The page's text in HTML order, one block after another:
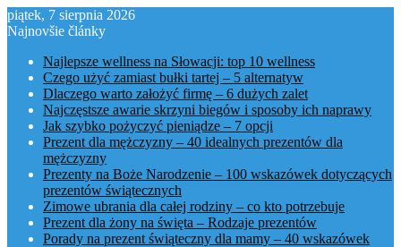
piątek, 7 sierpnia 2026
Najnovšie články
Najlepsze wellness na Słowacji: top 10 wellness
Czego użyć zamiast bułki tartej – 5 alternatyw
Dlaczego warto założyć firmę – 6 dużych zalet
Najczęstsze awarie skrzyni biegów i sposoby ich naprawy
Jak szybko pożyczyć pieniądze – 7 opcji
Prezent dla mężczyzny – 40 idealnych prezentów dla
mężczyzny
Prezenty na Boże Narodzenie – 100 wskazówek dotyczących
prezentów świątecznych
Zimowe ubrania dla całej rodziny – co kto potrzebuje
Prezent dla żony na święta – Rodzaje prezentów
Porady na prezent świąteczny dla mamy – 40 wskazówek